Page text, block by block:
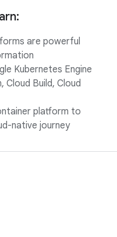
are powerful
Kubernetes Engine
Cloud Build, Cloud
platform to
native journey